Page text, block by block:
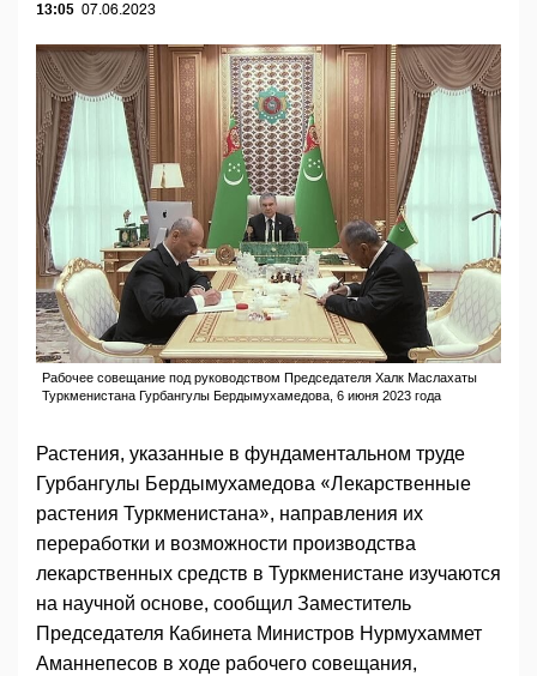
13:05 07.06.2023
Рабочее совещание под руководством Председателя Халк Маслахаты
Туркменистана Гурбангулы Бердымухамедова, 6 июня 2023 года
Растения, указанные в фундаментальном труде
Гурбангулы Бердымухамедова «Лекарственные
растения Туркменистана», направления их
переработки и возможности производства
лекарственных средств в Туркменистане изучаются
на научной основе, сообщил Заместитель
Председателя Кабинета Министров Нурмухаммет
Аманнепесов в ходе рабочего совещания,